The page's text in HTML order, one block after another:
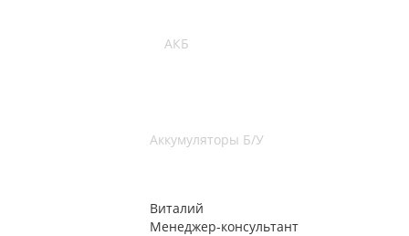
Аккумуляторы Б/У
Виталий
Менеджер-консультант